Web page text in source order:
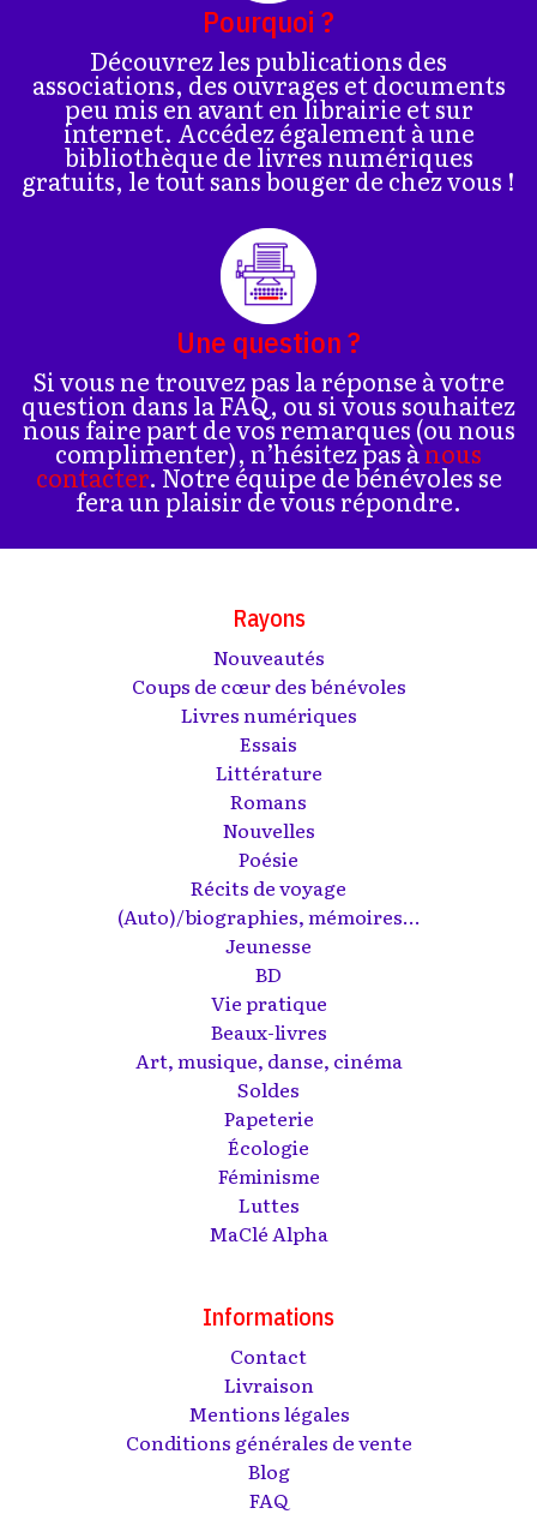
Pourquoi ?
Découvrez les publications des
associations, des ouvrages et documents
peu mis en avant en librairie et sur
internet. Accédez également à une
bibliothèque de livres numériques
gratuits, le tout sans bouger de chez vous !
Une question ?
Si vous ne trouvez pas la réponse à votre
question dans la FAQ, ou si vous souhaitez
nous faire part de vos remarques (ou nous
complimenter), n’hésitez pas ànous
contacter. Notre équipe de bénévoles se
fera un plaisir de vous répondre.
Rayons
Nouveautés
Coups de cœur des bénévoles
Livres numériques
Essais
Littérature
Romans
Nouvelles
Poésie
Récits de voyage
(Auto)/biographies, mémoires...
Jeunesse
BD
Vie pratique
Beaux-livres
Art, musique, danse, cinéma
Soldes
Papeterie
Écologie
Féminisme
Luttes
MaClé Alpha
Informations
Contact
Livraison
Mentions légales
Conditions générales de vente
Blog
FAQ